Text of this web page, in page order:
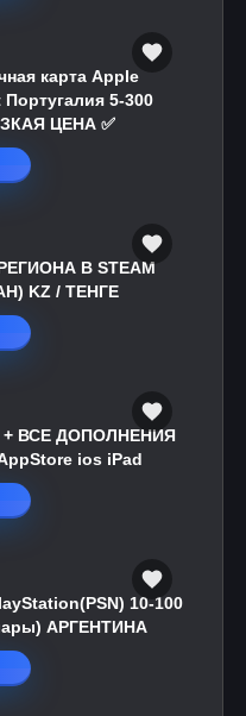
карта Apple
5-300
ЦЕНА ✅
В STEAM
KZ / ТЕНГЕ
+ ВСЕ ДОПОЛНЕНИЯ
ios iPad
10-100
АРГЕНТИНА